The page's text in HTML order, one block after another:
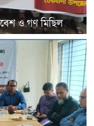
ও গণ মিছিল